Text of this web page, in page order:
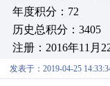
年度积分：72
历史总积分：3405
注册：2016年11月
发表于：2019-04-25